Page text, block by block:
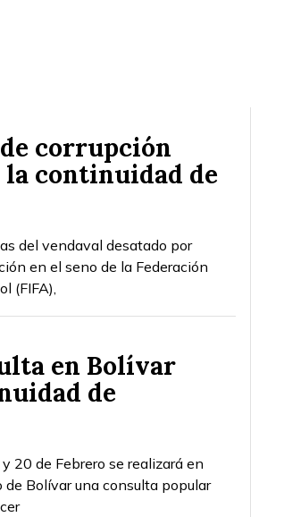
corrupción
continuidad de
del vendaval desatado por
en el seno de la Federación
(FIFA),
en Bolívar
de
20 de Febrero se realizará en
Bolívar una consulta popular